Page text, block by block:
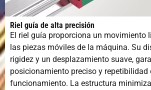
Riel guía de alta precisión
El riel guía proporciona un movimiento
las piezas móviles de la máquina. Su
rigidez y un desplazamiento suave,
posicionamiento preciso y repetibilidad
funcionamiento. La estructura